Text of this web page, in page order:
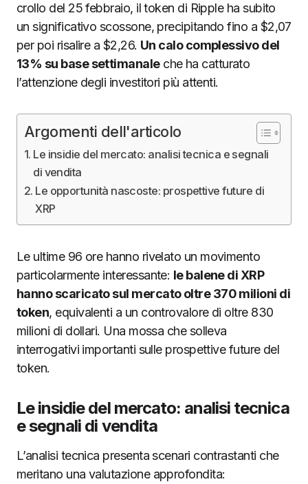
crollo del 25 febbraio, il token di Ripple ha subito
un significativo scossone, precipitando fino a $2,07
per poi risalire a $2,26. Un calo complessivo del
13% su base settimanaleche ha catturato
l’attenzione degli investitori più attenti.
Argomenti dell'articolo
Le insidie del mercato: analisi tecnica e segnali
di vendita
Le opportunità nascoste: prospettive future di
XRP
Le ultime 96 ore hanno rivelato un movimento
particolarmente interessante: le balene di XRP
hanno scaricato sul mercato oltre 370 milioni di
token, equivalenti a un controvalore di oltre 830
milioni di dollari. Una mossa che solleva
interrogativi importanti sulle prospettive future del
token.
Le insidie del mercato: analisi tecnica
e segnali di vendita
L’analisi tecnica presenta scenari contrastanti che
meritano una valutazione approfondita: